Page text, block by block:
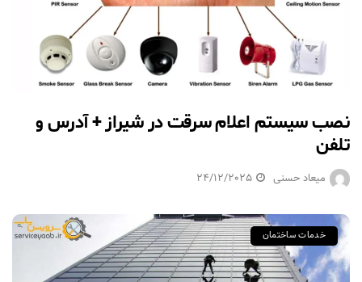
نصب سیستم اعلام سرقت در شیراز + آدرس و
تلفن
میعاد حسنی 24/12/2025
خدمات ساختمان